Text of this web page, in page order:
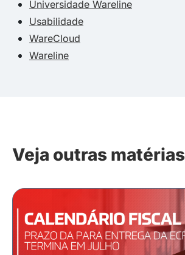
Universidade Wareline
Usabilidade
WareCloud
Wareline
Veja outras matérias